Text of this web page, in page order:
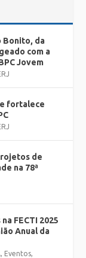
Bonito, da
com a
Jovem
fortalece
de
na 78ª
FECTI 2025
Anual da
, Eventos,